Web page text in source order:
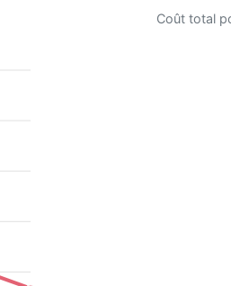
Coût total